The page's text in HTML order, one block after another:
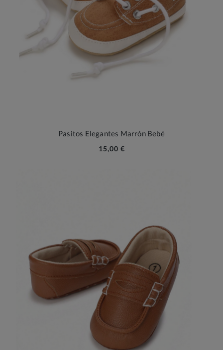
Pasitos Elegantes Marrón Bebé
15,00 €